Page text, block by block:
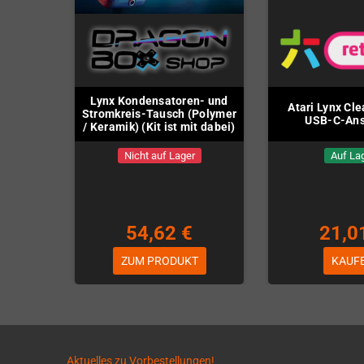
Lynx Kondensatoren- und
Stromkreis-Tausch (Polymer
/ Keramik) (Kit ist mit dabei)
Nicht auf Lager
54,62 €
ZUM PRODUKT
Atari Lynx
USB-C-
Auf
Aktuelles zu Vorbestellungen!